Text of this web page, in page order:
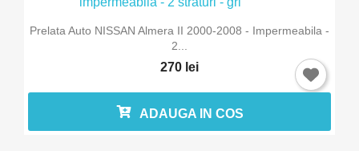
Prelata Auto NISSAN Almera II 2000-2008 - Impermeabila -
2...
270 lei
ADAUGA IN COS